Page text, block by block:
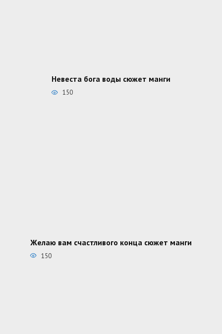
Невеста бога воды сюжет манги
150
Желаю вам счастливого конца сюжет манги
150